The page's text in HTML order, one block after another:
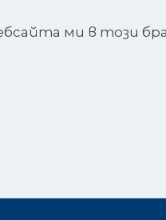
ми в този